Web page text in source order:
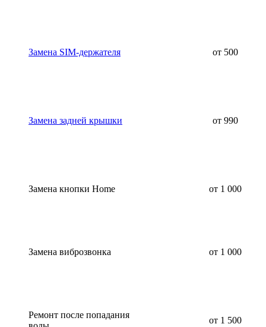
Замена SIM-держателя от 500
Замена задней крышки от 990
Замена кнопки Home от 1 000
Замена виброзвонка от 1 000
Ремонт после попадания
от 1 500